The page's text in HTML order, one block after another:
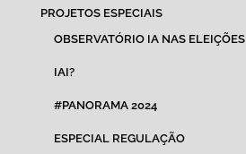
PROJETOS ESPECIAIS
OBSERVATÓRIO IA NAS ELEIÇÕES
IAI?
#PANORAMA 2024
ESPECIAL REGULAÇÃO